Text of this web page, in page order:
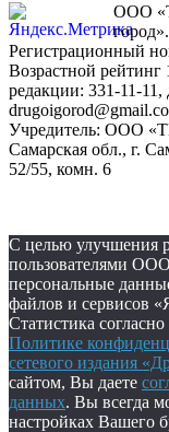
ООО
Регистрационный
Возрастной рейтинг
редакции: 331-11-11,
Учредитель: ООО
Самарская обл., г.
52/55, комн. 6
С целью улучшения
пользователями
персональные
файлов и сервисов
Статистика согласно
Политике
сетевого издания
сайтом, Вы даете
данных. Вы всегда
настройках Вашего